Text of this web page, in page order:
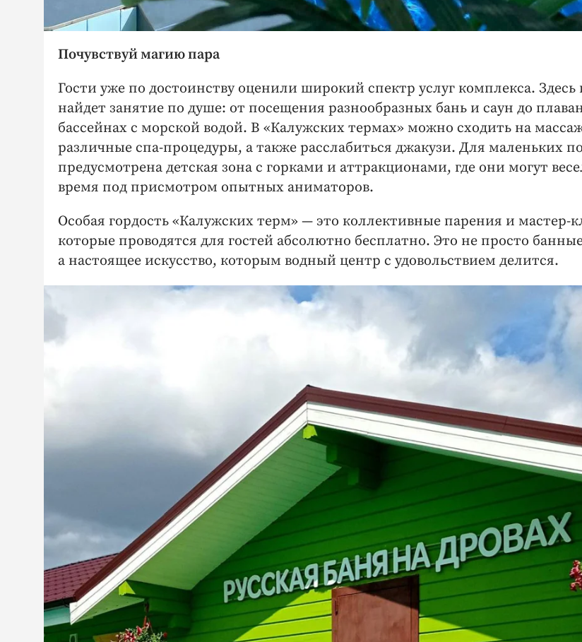
Почувствуй магию пара
Гости уже по достоинству оценили широкий спектр услуг комплекса.
найдет занятие по душе: от посещения разнообразных бань и саун до
бассейнах с морской водой. В «Калужских термах» можно сходить на
различные спа-процедуры, а также расслабиться джакузи. Для маленьких
предусмотрена детская зона с горками и аттракционами, где они могут
время под присмотром опытных аниматоров.
Особая гордость «Калужских терм» — это коллективные парения и мастер-
которые проводятся для гостей абсолютно бесплатно. Это не просто
а настоящее искусство, которым водный центр с удовольствием делится.